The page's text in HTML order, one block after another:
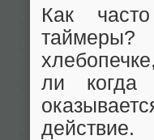
Как
ли когда
действие.